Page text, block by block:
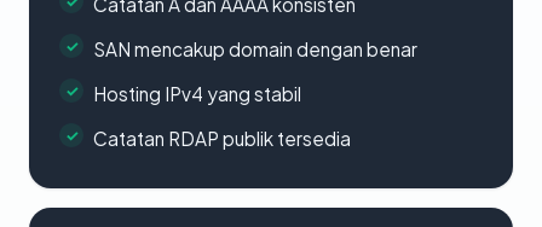
Catatan A dan AAAA konsisten
SAN mencakup domain dengan benar
Hosting IPv4 yang stabil
Catatan RDAP publik tersedia